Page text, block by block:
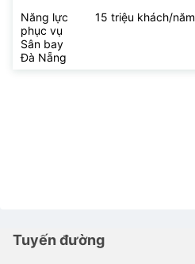
Năng lực
phục vụ
Sân bay
Đà Nẵng
15 triệu khách/năm
Tuyến đường